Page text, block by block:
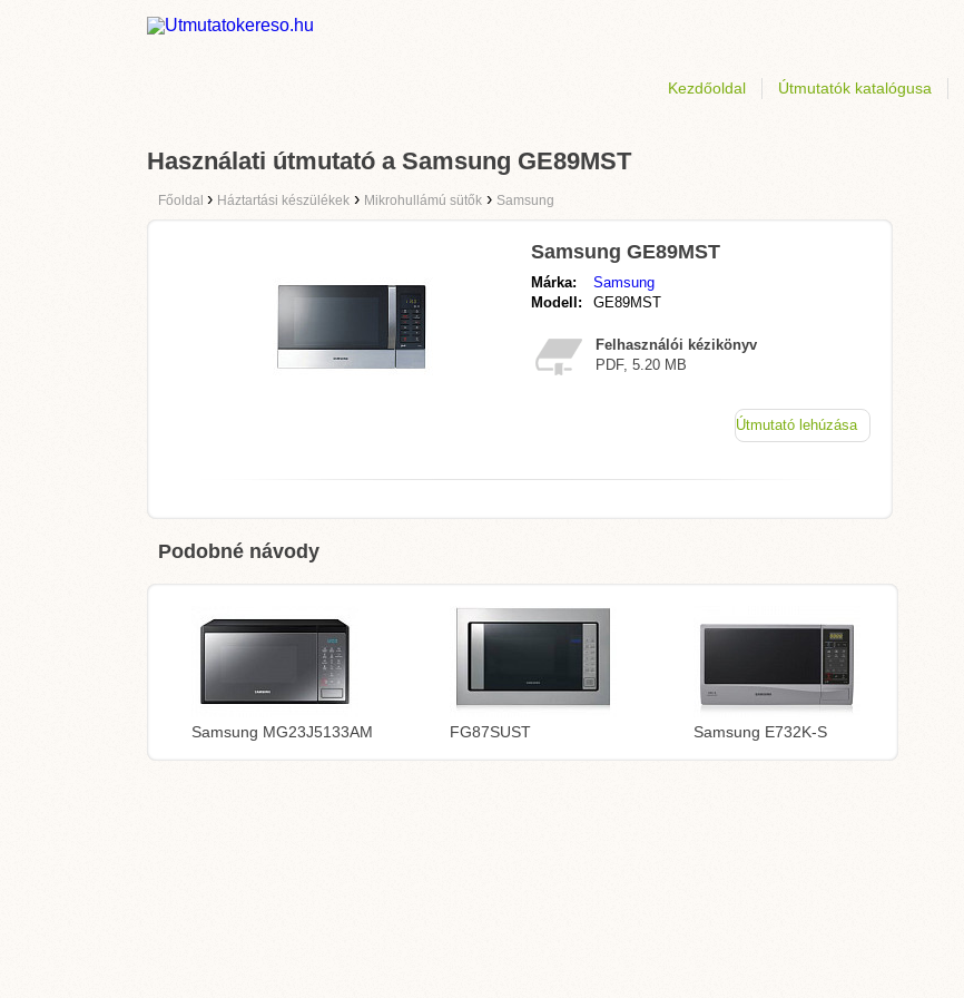
Kezdőoldal Útmutatók katalógusa
Használati útmutató a Samsung GE89MST
Főoldal › Háztartási készülékek › Mikrohullámú sütők › Samsung
Samsung GE89MST
Márka:
Samsung
Modell:
GE89MST
Felhasználói kézikönyv
PDF, 5.20 MB
Útmutató lehúzása
Podobné návody
Samsung MG23J5133AM FG87SUST Samsung E732K-S